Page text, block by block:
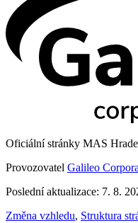
Oficiální stránky MAS
Provozovatel Galileo
Poslední aktualizace: 7. 8.
Změna vzhledu, Struktura